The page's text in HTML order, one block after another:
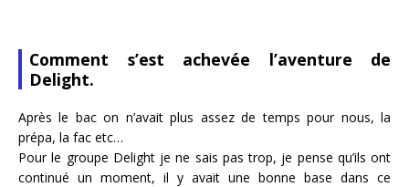
Comment s’est achevée l’aventure de
Delight.
Après le bac on n’avait plus assez de temps pour nous, la
prépa, la fac etc…
Pour le groupe Delight je ne sais pas trop, je pense qu’ils ont
continué un moment, il y avait une bonne base dans ce